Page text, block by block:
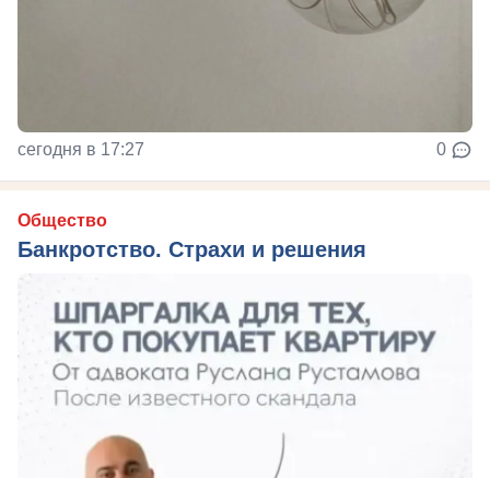
сегодня в 17:27 0
Общество
Банкротство. Страхи и решения